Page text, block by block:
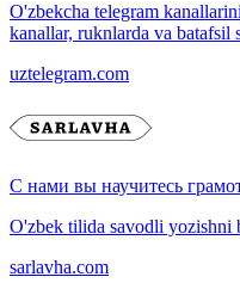
O'zbekcha telegram
kanallar, ruknlarda va batafsil
uztelegram.com
С нами вы научитесь
O'zbek tilida savodli yozishni
sarlavha.com